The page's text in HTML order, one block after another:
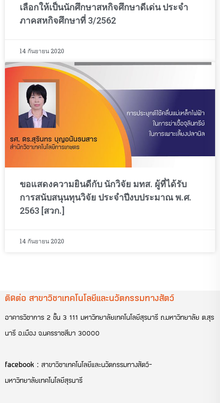
เลือกให้เป็นนักศึกษาสหกิจศึกษาดีเด่น ประจำ
ภาคสหกิจศึกษาที่ 3/2562
14 กันยายน 2020
ขอแสดงความยินดีกับ นักวิจัย มทส. ผู้ที่ได้รับ
การสนับสนุนทุนวิจัย ประจำปีงบประมาณ พ.ศ.
2563 [สวก.]
14 กันยายน 2020
ติดต่อ สาขาวิชาเทคโนโลยีและนวัตกรรมทางสัตว์
อาคารวิชาการ 2 ชั้น 3 111 มหาวิทยาลัยเทคโนโลยีสุรนารี ถ.มหาวิทยาลัย ต.สุร
นารี อ.เมือง จ.นครราชสีมา 30000
facebook : สาขาวิชาเทคโนโลยีและนวัตกรรมทางสัตว์-
มหาวิทยาลัยเทคโนโลยีสุรนารี